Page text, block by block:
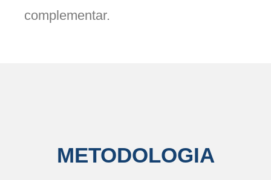
complementar.
METODOLOGIA